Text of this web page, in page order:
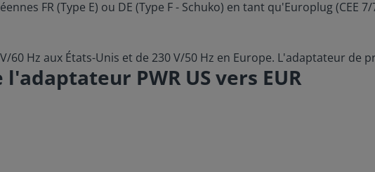
FR (Type E) ou DE (Type F - Schuko) en tant qu'Europlug (CEE 7/
60 Hz aux États-Unis et de 230 V/50 Hz en Europe. L'adaptateur de
PWR US vers EUR